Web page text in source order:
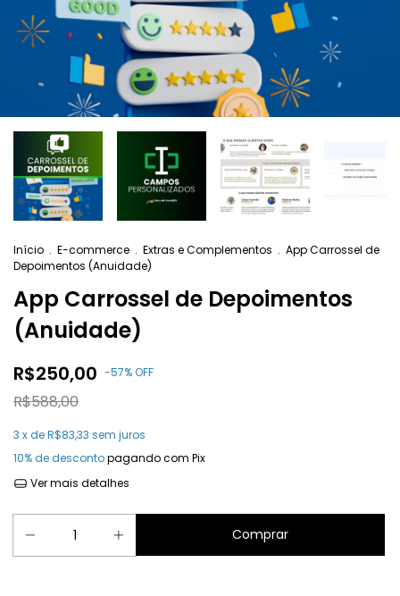
Início . E-commerce . Extras e Complementos . App Carrossel de
Depoimentos (Anuidade)
App Carrossel de Depoimentos
(Anuidade)
R$250,00 -57%OFF
R$588,00
3 x deR$83,33 sem juros
10% de descontopagando com Pix
Ver mais detalhes